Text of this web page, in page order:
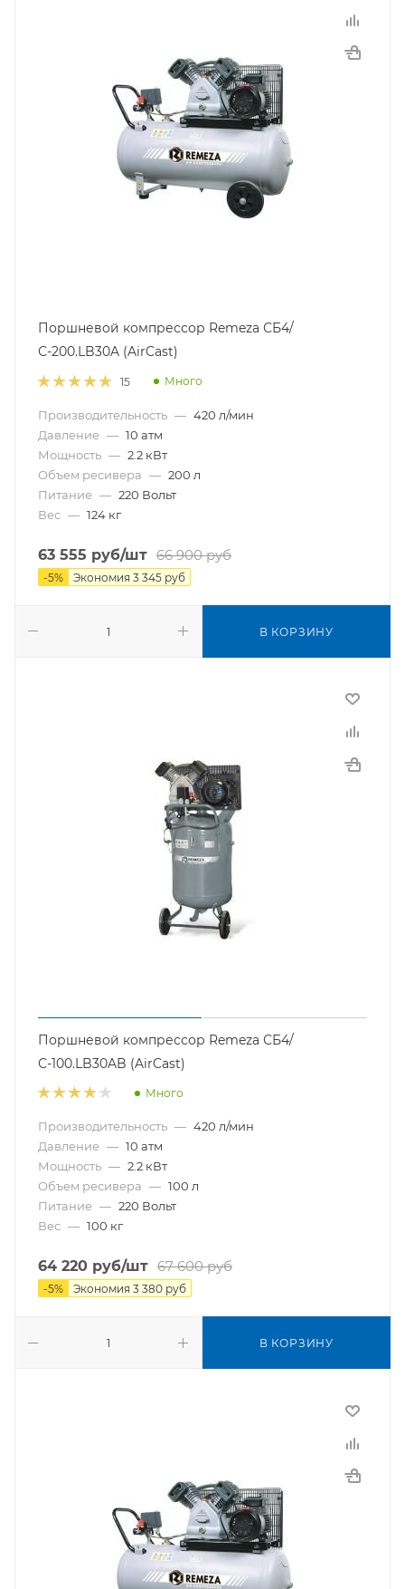
Поршневой компрессор Remeza СБ4/
С-200.LB30A (AirCast)
15 Много
Производительность — 420 л/мин
Давление — 10 атм
Мощность — 2.2 кВт
Объем ресивера — 200 л
Питание — 220 Вольт
Вес — 124 кг
63 555 руб/шт 66 900руб
-5% Экономия 3 345 руб
В КОРЗИНУ
Поршневой компрессор Remeza СБ4/
С-100.LB30AB (AirCast)
Много
Производительность — 420 л/мин
Давление — 10 атм
Мощность — 2.2 кВт
Объем ресивера — 100 л
Питание — 220 Вольт
Вес — 100 кг
64 220 руб/шт 67 600руб
-5% Экономия 3 380 руб
В КОРЗИНУ